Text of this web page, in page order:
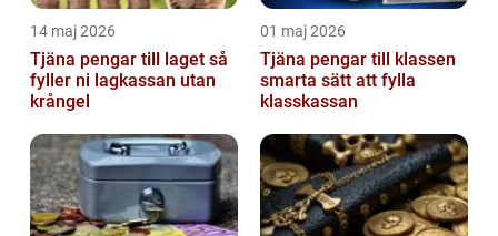
14 maj 2026
Tjäna pengar till laget så
fyller ni lagkassan utan
krångel
01 maj 2026
Tjäna pengar till klassen
smarta sätt att fylla
klasskassan